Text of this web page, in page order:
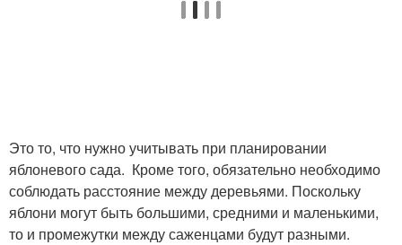
Это то, что нужно учитывать при планировании
яблоневого сада. Кроме того, обязательно необходимо
соблюдать расстояние между деревьями. Поскольку
яблони могут быть большими, средними и маленькими,
то и промежутки между саженцами будут разными.